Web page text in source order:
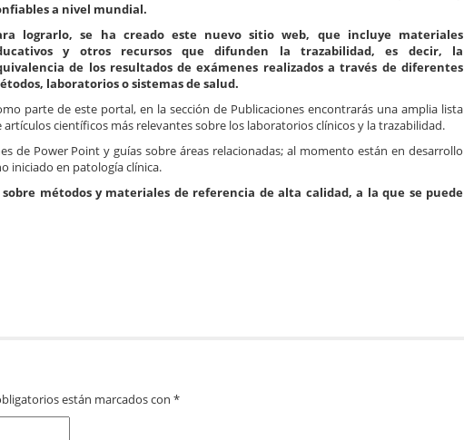
a nivel mundial.
lograrlo, se ha creado este nuevo sitio web, que incluye materiales
y otros recursos que difunden la trazabilidad, es decir, la
de los resultados de exámenes realizados a través de diferentes
laboratorios o sistemas de salud.
parte de este portal, en la sección de Publicaciones encontrarás una amplia lista
artículos científicos más relevantes sobre los laboratorios clínicos y la trazabilidad.
de Power Point y guías sobre áreas relacionadas; al momento están en desarrollo
iniciado en patología clínica.
métodos y materiales de referencia de alta calidad, a la que se puede
están marcados con*